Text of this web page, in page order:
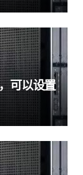
可以设置